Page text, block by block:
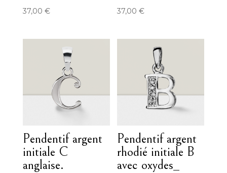
37,00 € 37,00€
Pendentif argent
initiale C
anglaise.
Pendentif argent
rhodié initiale B
avec oxydes_